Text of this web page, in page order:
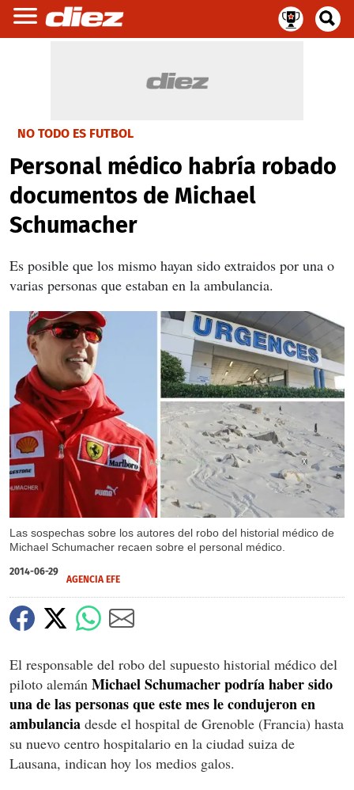
NO TODO ES FUTBOL
Personal médico habría robado
documentos de Michael
Schumacher
Es posible que los mismo hayan sido extraidos por una o
varias personas que estaban en la ambulancia.
Las sospechas sobre los autores del robo del historial médico de
Michael Schumacher recaen sobre el personal médico.
X
2014-06-29
AGENCIA EFE
El responsable del robo del supuesto historial médico del
piloto alemán Michael Schumacher podría haber sido
una de las personas que este mes le condujeron en
ambulancia desde el hospital de Grenoble (Francia) hasta
su nuevo centro hospitalario en la ciudad suiza de
Lausana, indican hoy los medios galos.